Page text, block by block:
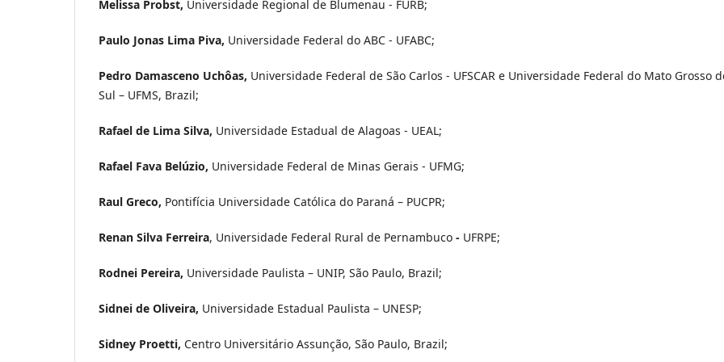
Melissa Probst, Universidade Regional de Blumenau - FURB;
Paulo Jonas Lima Piva, Universidade Federal do ABC - UFABC;
Pedro Damasceno Uchôas, Universidade Federal de São Carlos - UFSCAR e Universidade Federal do Mato Grosso
Sul – UFMS, Brazil;
Rafael de Lima Silva, Universidade Estadual de Alagoas - UEAL;
Rafael Fava Belúzio, Universidade Federal de Minas Gerais - UFMG;
Raul Greco, Pontifícia Universidade Católica do Paraná – PUCPR;
Renan Silva Ferreira, Universidade Federal Rural de Pernambuco - UFRPE;
Rodnei Pereira, Universidade Paulista – UNIP, São Paulo, Brazil;
Sidnei de Oliveira, Universidade Estadual Paulista – UNESP;
Sidney Proetti, Centro Universitário Assunção, São Paulo, Brazil;